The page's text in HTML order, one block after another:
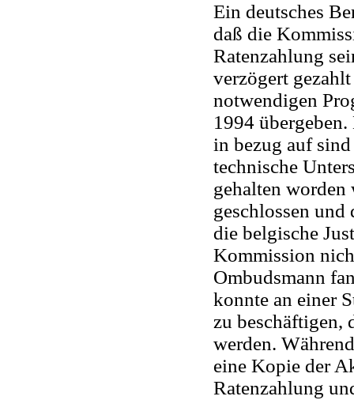
Ein deutsches
daß die
Ratenzahlung
verzögert
notwendigen
1994
in bezug auf
technische
gehalten worden
geschlossen
die belgische
Kommission
Ombudsmann
konnte an einer
zu beschäftigen,
werden.
eine Kopie der
Ratenzahlung